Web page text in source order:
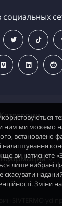
Категории
газовые
газовые
безопасности
SIVTERMO усі
ним ми можемо
встановлено
налаштування
ви натиснете
лише вибрані
наданий
Зміни